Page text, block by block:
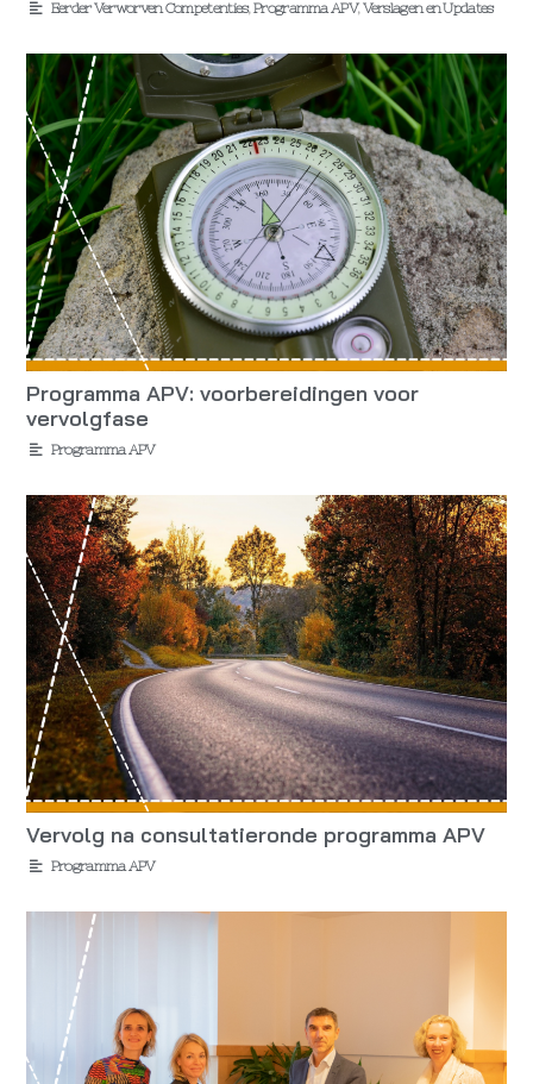
Eerder Verworven Competenties,Programma APV,Verslagen en Updates
Programma APV: voorbereidingen voor
vervolgfase
Programma APV
Vervolg na consultatieronde programma APV
Programma APV